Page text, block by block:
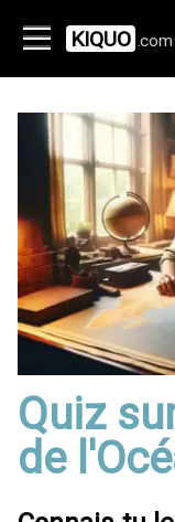
KIQUO .com
Quiz
de